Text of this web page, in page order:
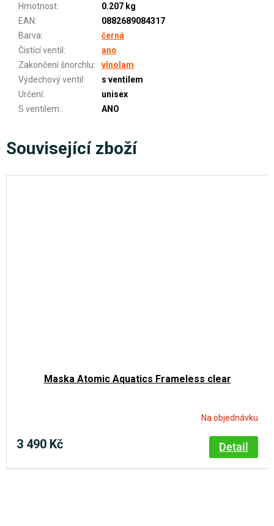
Hmotnost:
0.207 kg
EAN:
0882689084317
Barva:
černá
Čistící ventil :
ano
Zakončení šnorchlu:
vlnolam
Výdechový ventil :
s ventilem
Určení:
unisex
S ventilem: ANO
Související zboží
Maska Atomic Aquatics Frameless clear
Na objednávku
3 490 Kč Detail